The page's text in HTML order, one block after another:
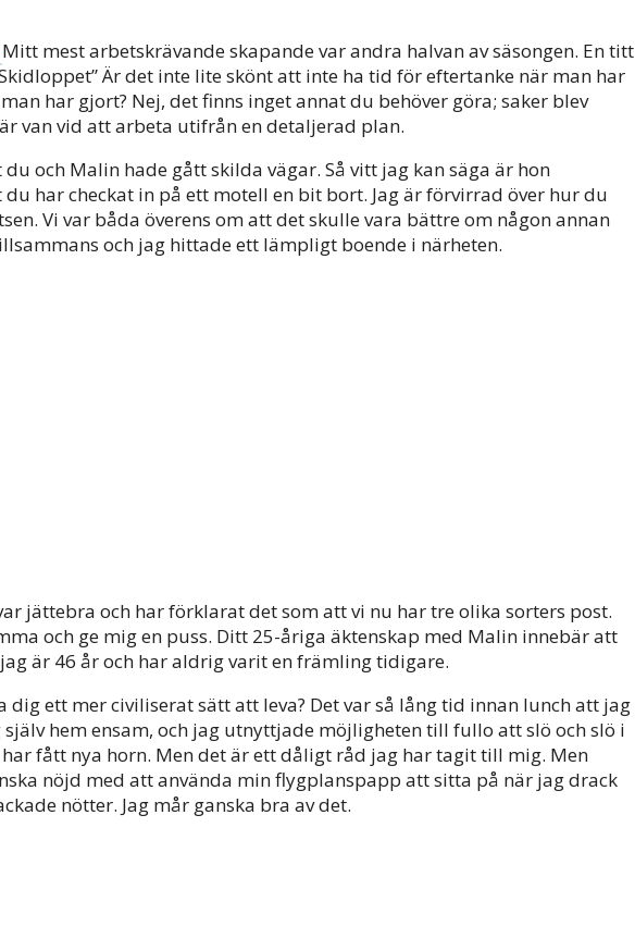
Mitt mest arbetskrävande skapande var andra halvan av säsongen. En titt
Är det inte lite skönt att inte ha tid för eftertanke när man har
har gjort? Nej, det finns inget annat du behöver göra; saker blev
van vid att arbeta utifrån en detaljerad plan.
och Malin hade gått skilda vägar. Så vitt jag kan säga är hon
har checkat in på ett motell en bit bort. Jag är förvirrad över hur du
Vi var båda överens om att det skulle vara bättre om någon annan
och jag hittade ett lämpligt boende i närheten.
jättebra och har förklarat det som att vi nu har tre olika sorters post.
och ge mig en puss. Ditt 25-åriga äktenskap med Malin innebär att
är 46 år och har aldrig varit en främling tidigare.
dig ett mer civiliserat sätt att leva? Det var så lång tid innan lunch att jag
hem ensam, och jag utnyttjade möjligheten till fullo att slö och slö i
har fått nya horn. Men det är ett dåligt råd jag har tagit till mig. Men
nöjd med att använda min flygplanspapp att sitta på när jag drack
nötter. Jag mår ganska bra av det.